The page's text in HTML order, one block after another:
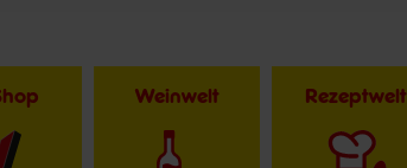
Weinwelt Rezeptwelt